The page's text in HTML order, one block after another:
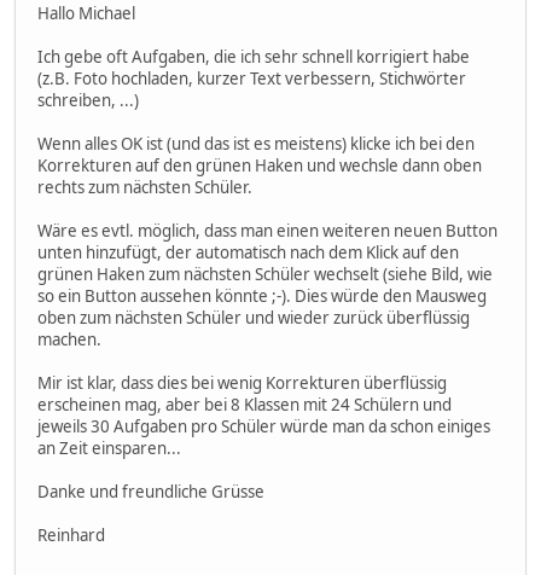
Hallo Michael
Ich gebe oft Aufgaben, die ich sehr schnell korrigiert habe
(z.B. Foto hochladen, kurzer Text verbessern, Stichwörter
schreiben, ...)
Wenn alles OK ist (und das ist es meistens) klicke ich bei den
Korrekturen auf den grünen Haken und wechsle dann oben
rechts zum nächsten Schüler.
Wäre es evtl. möglich, dass man einen weiteren neuen Button
unten hinzufügt, der automatisch nach dem Klick auf den
grünen Haken zum nächsten Schüler wechselt (siehe Bild, wie
so ein Button aussehen könnte ;-). Dies würde den Mausweg
oben zum nächsten Schüler und wieder zurück überflüssig
machen.
Mir ist klar, dass dies bei wenig Korrekturen überflüssig
erscheinen mag, aber bei 8 Klassen mit 24 Schülern und
jeweils 30 Aufgaben pro Schüler würde man da schon einiges
an Zeit einsparen...
Danke und freundliche Grüsse
Reinhard